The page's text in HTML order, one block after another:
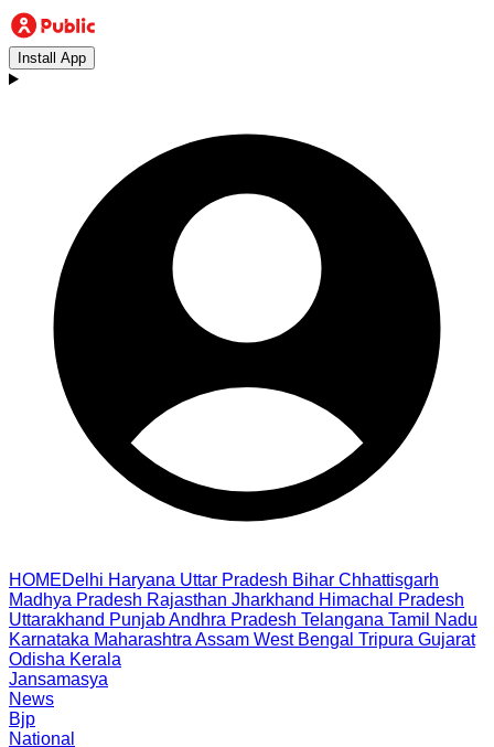
Install App
HOMEDelhi Haryana Uttar Pradesh Bihar Chhattisgarh
Madhya Pradesh Rajasthan Jharkhand Himachal Pradesh
Uttarakhand PunjabAndhra Pradesh Telangana Tamil Nadu
Karnataka Maharashtra Assam West Bengal Tripura Gujarat
Odisha Kerala
Jansamasya
News
Bjp
National